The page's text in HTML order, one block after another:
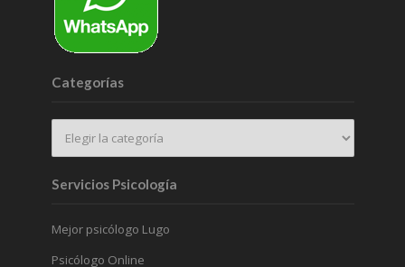
Categorías
Servicios Psicología
Mejor psicólogo Lugo
Psicólogo Online